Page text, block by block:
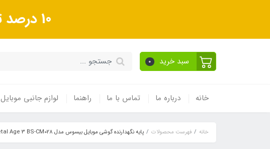
10 درصد تخفیف ویژه به مدت محدود
سبد خرید 0
خانه درباره ما تماس با ما راهنما لوازم جانبی موبایل
خانه فهرست محصولات پایه نگهدارنده گوشی موبایل بیسوس مدل Metal Age 3 BS-CM028